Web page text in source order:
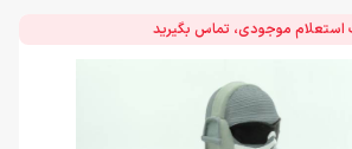
موجودی، تماس بگیرید